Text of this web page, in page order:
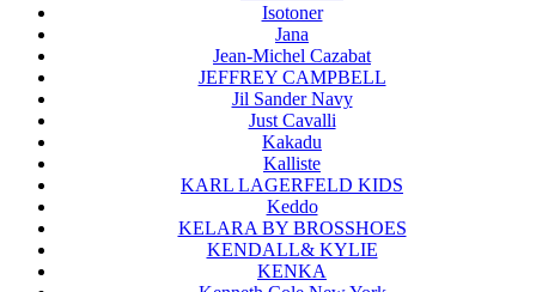
Isotoner
Jana
Jean-Michel Cazabat
JEFFREY CAMPBELL
Jil Sander Navy
Just Cavalli
Kakadu
Kalliste
KARL LAGERFELD KIDS
Keddo
KELARA BY BROSSHOES
KENDALL& KYLIE
KENKA